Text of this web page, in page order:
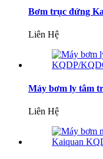
Bơm trục đứng
Liên Hệ
Máy bơm ly tâm
Liên Hệ